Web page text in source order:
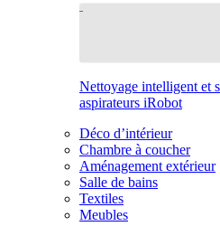
Nettoyage intelligent et
aspirateurs iRobot
Déco d’intérieur
Chambre à coucher
Aménagement extérieur
Salle de bains
Textiles
Meubles